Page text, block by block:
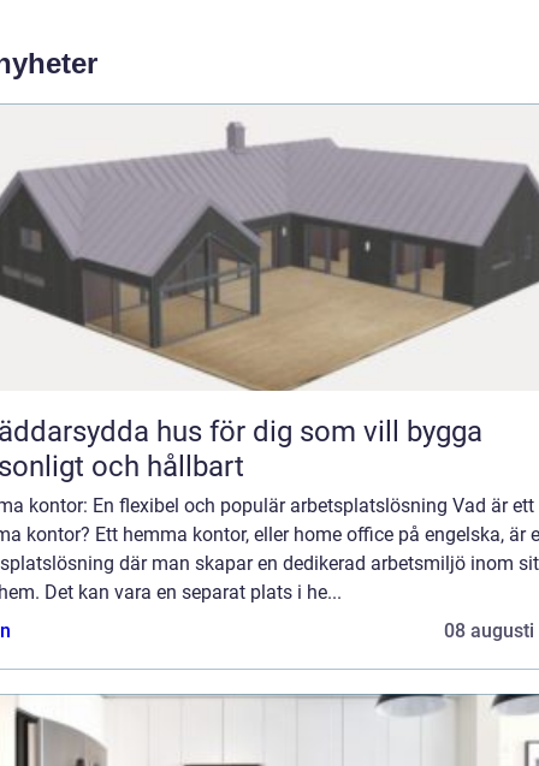
hus för dig som vill bygga
och hållbart
kontor: En flexibel och populär arbetsplatslösning Vad är ett
kontor? Ett hemma kontor, eller home office på engelska, är
där man skapar en dedikerad arbetsmiljö inom
Det kan vara en separat plats i he...
08 augusti